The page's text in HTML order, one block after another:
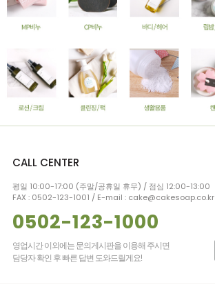
CALL CENTER
평일 10:00-17:00 (주말/공휴일 휴무) / 점심 12:00-13:00
FAX : 0502-123-1001 / E-mail : cake@cakesoap.co.kr
0502-123-1000
영업시간 이외에는 문의게시판을 이용해 주시면
담당자 확인 후 빠른 답변 도와드릴게요!